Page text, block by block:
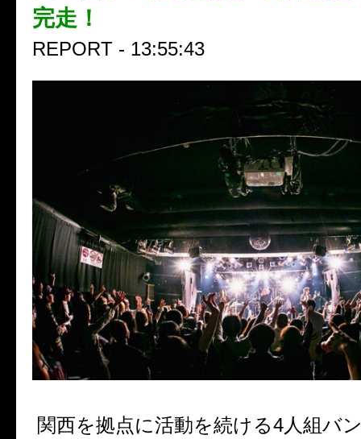
完走！
REPORT - 13:55:43
関西を拠点に活動を続ける4人組バ